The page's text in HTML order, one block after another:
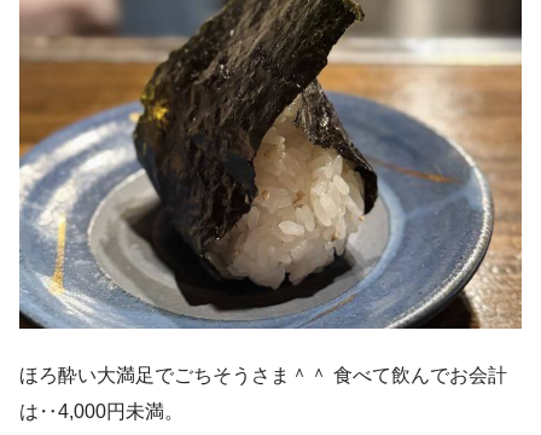
ほろ酔い大満足でごちそうさま＾＾ 食べて飲んでお会計
は‥4,000円未満。